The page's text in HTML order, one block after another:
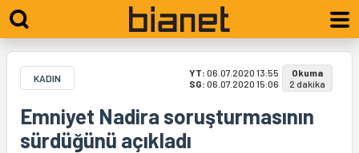
KADIN YT: 06.07.2020 13:55
SG: 06.07.2020 15:06
Okuma
2 dakika
Emniyet Nadira soruşturmasının
sürdüğünü açıkladı